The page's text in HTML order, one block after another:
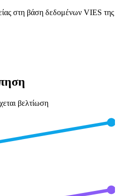
στη βάση δεδομένων VIES της
βελτίωση